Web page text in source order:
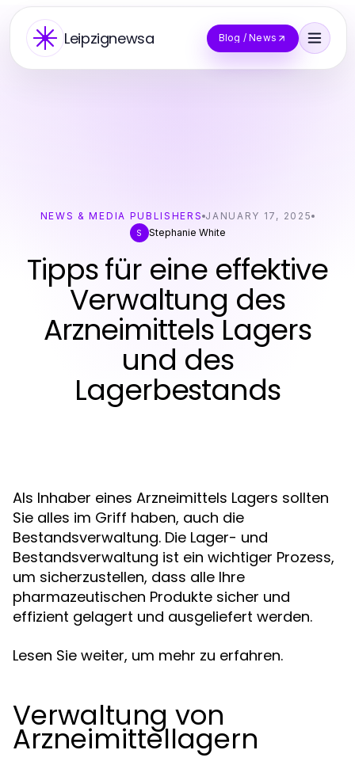
Leipzignewsa Blog / News
NEWS & MEDIA PUBLISHERS JANUARY 17, 2025
S
Stephanie White
Tipps für eine effektive
Verwaltung des
Arzneimittels Lagers
und des
Lagerbestands
Als Inhaber eines Arzneimittels Lagers sollten
Sie alles im Griff haben, auch die
Bestandsverwaltung. Die Lager- und
Bestandsverwaltung ist ein wichtiger Prozess,
um sicherzustellen, dass alle Ihre
pharmazeutischen Produkte sicher und
effizient gelagert und ausgeliefert werden.
Lesen Sie weiter, um mehr zu erfahren.
Verwaltung von
Arzneimittellagern